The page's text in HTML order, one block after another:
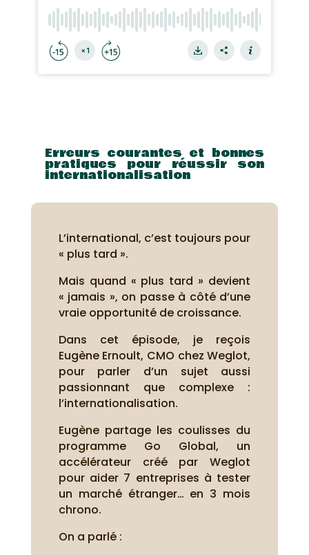
Erreurs courantes et bonnes
pratiques pour réussir son
internationalisation
L’international, c’est toujours pour
« plus tard ».
Mais quand « plus tard » devient
« jamais », on passe à côté d’une
vraie opportunité de croissance.
Dans cet épisode, je reçois
Eugène Ernoult, CMO chez Weglot,
pour parler d’un sujet aussi
passionnant que complexe :
l’internationalisation.
Eugène partage les coulisses du
programme Go Global, un
accélérateur créé par Weglot
pour aider 7 entreprises à tester
un marché étranger… en 3 mois
chrono.
On a parlé :